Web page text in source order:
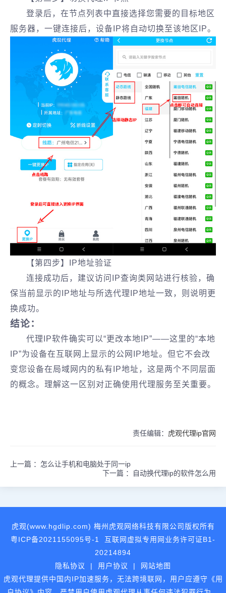
登录后，在节点列表中直接选择您需要的目标地区
服务器，一键连接后，设备IP将自动切换至该地区IP。
【第四步】IP地址验证
连接成功后，建议访问IP查询类网站进行核验，确
保当前显示的IP地址与所选代理IP地址一致，则说明更
换成功。
结论：
代理IP软件确实可以“更改本地IP”——这里的“本地
IP”为设备在互联网上显示的公网IP地址。但它不会改
变您设备在局域网内的私有IP地址，这是两个不同层面
的概念。理解这一区别对正确使用代理服务至关重要。
责任编辑： 虎观代理ip官网
上一篇 ： 怎么让手机和电脑处于同一ip
下一篇 ：
自动换代理ip的软件怎么用
虎观(www.hgdlip.com) 梅州虎观网络科技有限公司版权所有
粤ICP备2021155095号-1
互联网虚拟专用网业务许可证B1-
20214894
隐私协议
| 用户协议 |
网站地图
虎观代理提供中国内IP加速服务，无法跨境联网，用户应遵守《用